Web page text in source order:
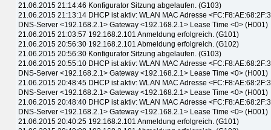
21.06.2015 21:14:46 Konfigurator Sitzung abgelaufen. (G103)
21.06.2015 21:13:14 DHCP ist aktiv: WLAN MAC Adresse
DNS-Server <192.168.2.1> Gateway <192.168.2.1> Lease Time <0> (H001)
21.06.2015 21:03:57 192.168.2.101 Anmeldung erfolgreich. (G101)
21.06.2015 20:56:30 192.168.2.101 Abmeldung erfolgreich. (G102)
21.06.2015 20:56:30 Konfigurator Sitzung abgelaufen. (G103)
21.06.2015 20:55:10 DHCP ist aktiv: WLAN MAC Adresse
DNS-Server <192.168.2.1> Gateway <192.168.2.1> Lease Time <0> (H001)
21.06.2015 20:48:45 DHCP ist aktiv: WLAN MAC Adresse
DNS-Server <192.168.2.1> Gateway <192.168.2.1> Lease Time <0> (H001)
21.06.2015 20:48:40 DHCP ist aktiv: WLAN MAC Adresse
DNS-Server <192.168.2.1> Gateway <192.168.2.1> Lease Time <0> (H001)
21.06.2015 20:40:25 192.168.2.101 Anmeldung erfolgreich. (G101)